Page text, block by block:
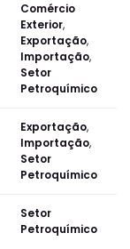
Comércio
Exterior,
Exportação,
Importação,
Setor
Petroquímico
Exportação,
Importação,
Setor
Petroquímico
Setor
Petroquímico